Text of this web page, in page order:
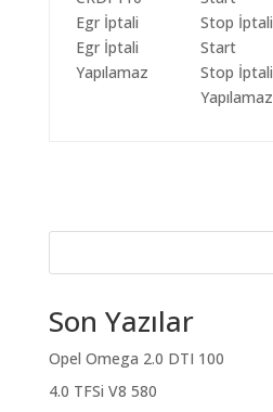
Egr İptali
Yapılamaz
Start
Stop İptali
Yapılamaz
Son Yazılar
Opel Omega 2.0 DTI 100
4.0 TFSi V8 580